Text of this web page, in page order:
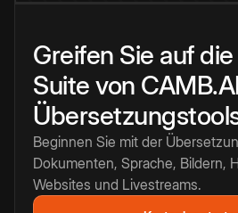
Greifen Sie auf
Suite von
Beginnen Sie mit der
Dokumenten, Sprache, Bildern,
Websites und Livestreams.